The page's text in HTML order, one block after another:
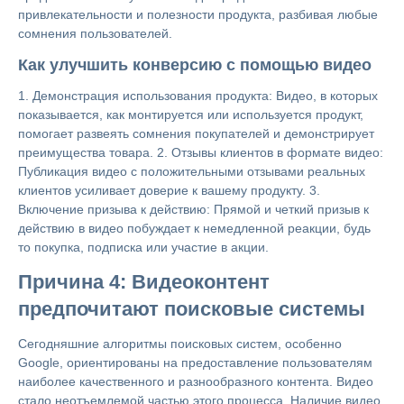
привлекательности и полезности продукта, разбивая любые
сомнения пользователей.
Как улучшить конверсию с помощью видео
1. Демонстрация использования продукта: Видео, в которых
показывается, как монтируется или используется продукт,
помогает развеять сомнения покупателей и демонстрирует
преимущества товара. 2. Отзывы клиентов в формате видео:
Публикация видео с положительными отзывами реальных
клиентов усиливает доверие к вашему продукту. 3.
Включение призыва к действию: Прямой и четкий призыв к
действию в видео побуждает к немедленной реакции, будь
то покупка, подписка или участие в акции.
Причина 4: Видеоконтент
предпочитают поисковые системы
Сегодняшние алгоритмы поисковых систем, особенно
Google, ориентированы на предоставление пользователям
наиболее качественного и разнообразного контента. Видео
стало неотъемлемой частью этого процесса. Наличие видео